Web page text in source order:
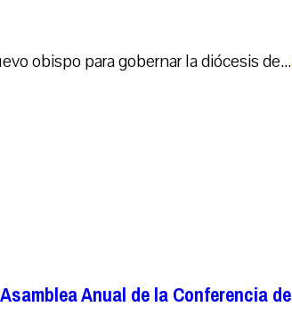
obispo para gobernar la diócesis de...
Anual de la Conferencia de